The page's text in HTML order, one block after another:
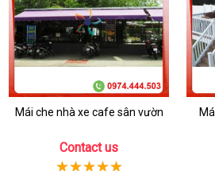
Mái che nhà xe cafe sân vườn
Contact us